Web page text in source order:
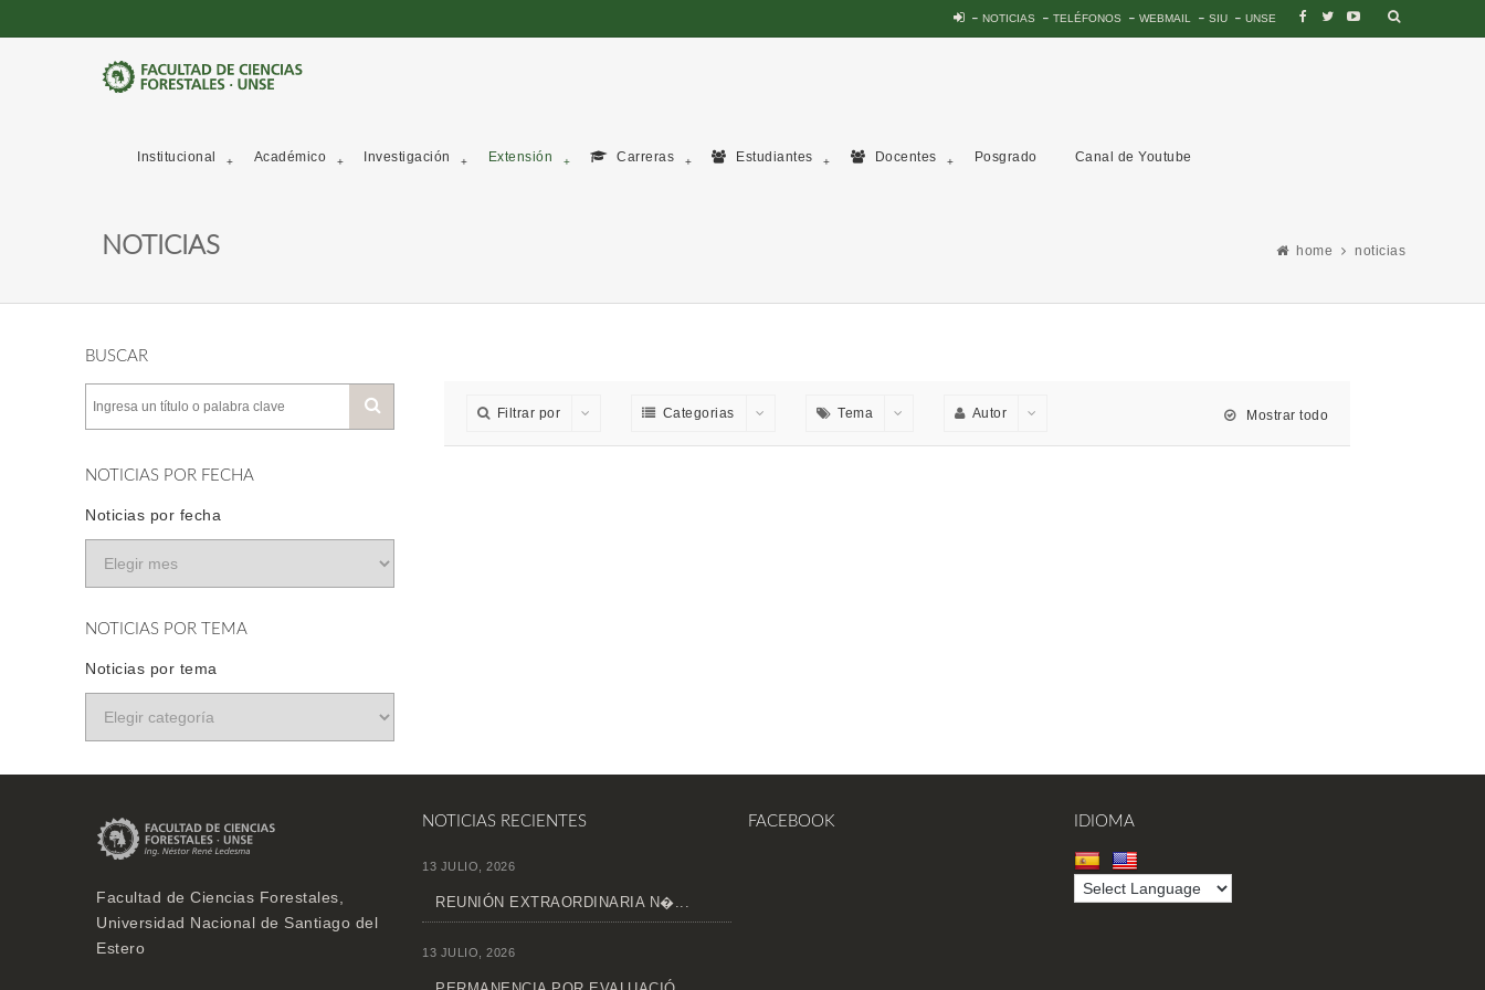
NOTICIAS TELÉFONOS WEBMAIL SIU UNSE
Institucional Académico Investigación Extensión Carreras Estudiantes Docentes Posgrado Canal de Youtube
NOTICIAS home noticias
BUSCAR
NOTICIAS POR FECHA
Noticias por fecha
NOTICIAS POR TEMA
Noticias por tema
Filtrar por Categorias Tema Autor Mostrar todo
Facultad de Ciencias Forestales,
Universidad Nacional de Santiago del
Estero
NOTICIAS RECIENTES
13 JULIO, 2026
REUNIÓN EXTRAORDINARIA N�...
13 JULIO, 2026
FACEBOOK IDIOMA